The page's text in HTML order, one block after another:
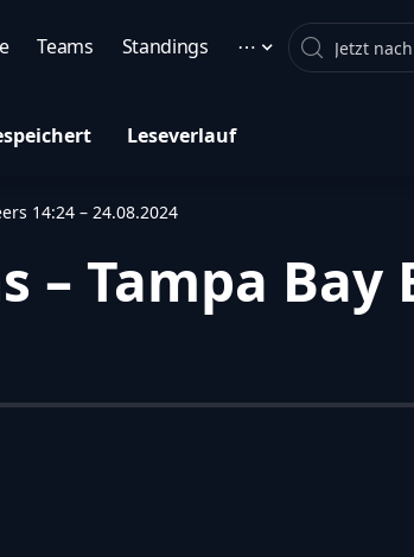
Teams Standings ⋯ Search
Leseverlauf
14:24 – 24.08.2024
– Tampa Bay